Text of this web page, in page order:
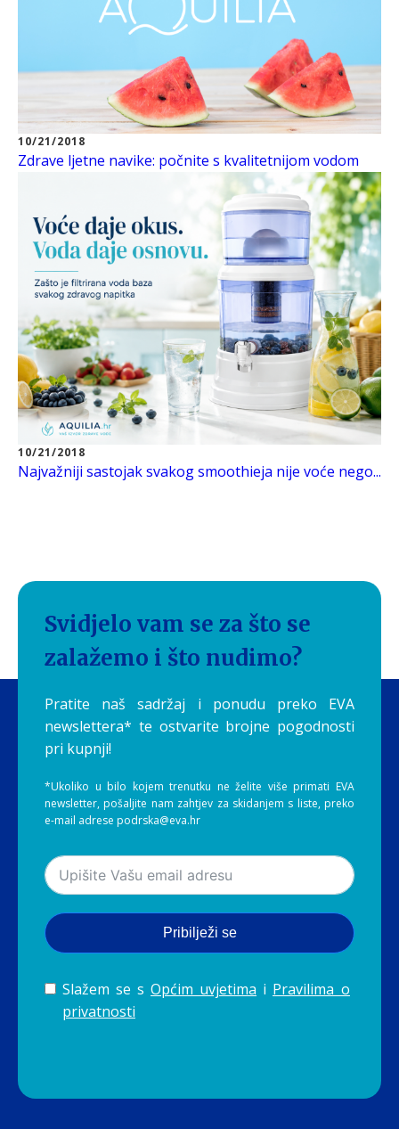
10/21/2018
Zdrave ljetne navike: počnite s kvalitetnijom vodom
10/21/2018
Najvažniji sastojak svakog smoothieja nije voće nego...
Svidjelo vam se za što se
zalažemo i što nudimo?
Pratite naš sadržaj i ponudu preko EVA
newslettera* te ostvarite brojne pogodnosti
pri kupnji!
*Ukoliko u bilo kojem trenutku ne želite više primati EVA
newsletter, pošaljite nam zahtjev za skidanjem s liste, preko
e-mail adrese podrska@eva.hr
Pribilježi se
Slažem se s Općim uvjetima i Pravilima o
privatnosti